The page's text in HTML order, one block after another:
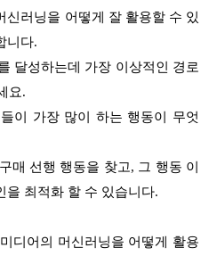
신러닝을 어떻게 잘 활용할 수 있
니다.
달성하는데 가장 이상적인 경로
요.
이 가장 많이 하는 행동이 무엇
매 선행 행동을 찾고, 그 행동 이
을 최적화 할 수 있습니다.
디어의 머신러닝을 어떻게 활용